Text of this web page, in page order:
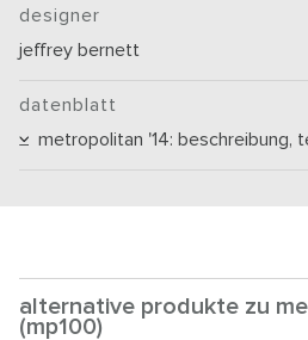
designer
jeffrey bernett
datenblatt
metropolitan '14: beschreibung,
alternative produkte zu
(mp100)